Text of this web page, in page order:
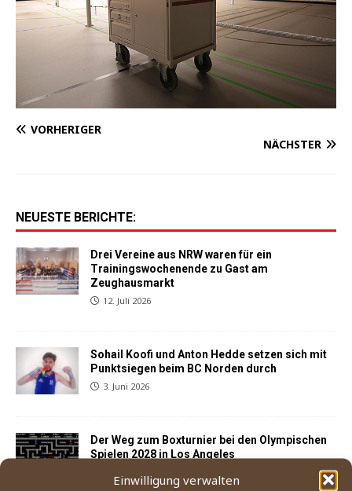
Einwilligung verwalten
VORHERIGER
NÄCHSTER
NEUESTE BERICHTE:
Drei Vereine aus NRW waren für ein
Trainingswochenende zu Gast am
Zeughausmarkt
12. Juli 2026
Sohail Koofi und Anton Hedde setzen sich mit
Punktsiegen beim BC Norden durch
3. Juni 2026
Der Weg zum Boxturnier bei den Olympischen
Spielen 2028 in Los Angeles